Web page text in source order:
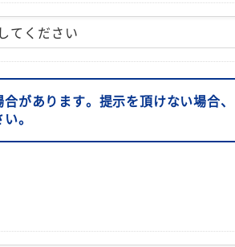
があります。提示を頂けない場合
。